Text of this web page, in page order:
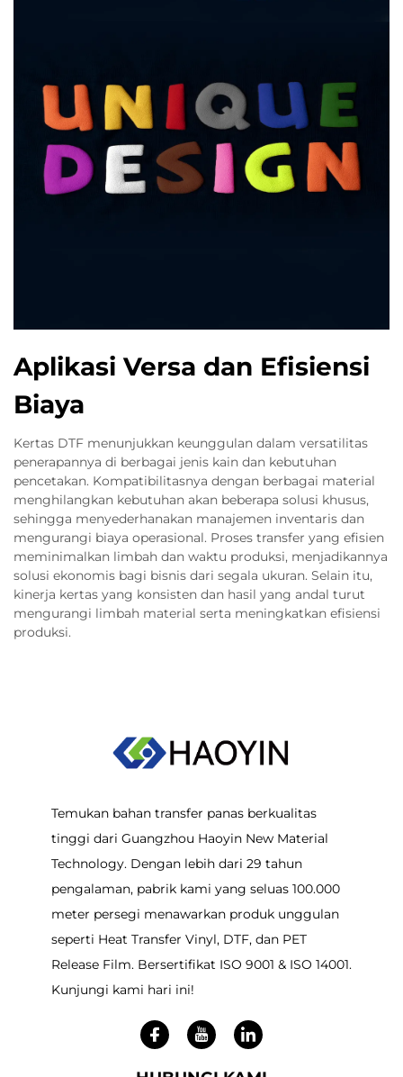
Aplikasi Versa dan Efisiensi
Biaya
Kertas DTF menunjukkan keunggulan dalam versatilitas
penerapannya di berbagai jenis kain dan kebutuhan
pencetakan. Kompatibilitasnya dengan berbagai material
menghilangkan kebutuhan akan beberapa solusi khusus,
sehingga menyederhanakan manajemen inventaris dan
mengurangi biaya operasional. Proses transfer yang efisien
meminimalkan limbah dan waktu produksi, menjadikannya
solusi ekonomis bagi bisnis dari segala ukuran. Selain itu,
kinerja kertas yang konsisten dan hasil yang andal turut
mengurangi limbah material serta meningkatkan efisiensi
produksi.
Temukan bahan transfer panas berkualitas
tinggi dari Guangzhou Haoyin New Material
Technology. Dengan lebih dari 29 tahun
pengalaman, pabrik kami yang seluas 100.000
meter persegi menawarkan produk unggulan
seperti Heat Transfer Vinyl, DTF, dan PET
Release Film. Bersertifikat ISO 9001 & ISO 14001.
Kunjungi kami hari ini!